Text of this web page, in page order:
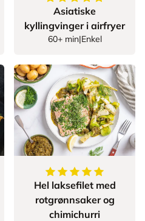
Asiatiske
kyllingvinger i airfryer
60+ min|Enkel
5av5stjerner
Hel laksefilet med
rotgrønnsaker og
chimichurri